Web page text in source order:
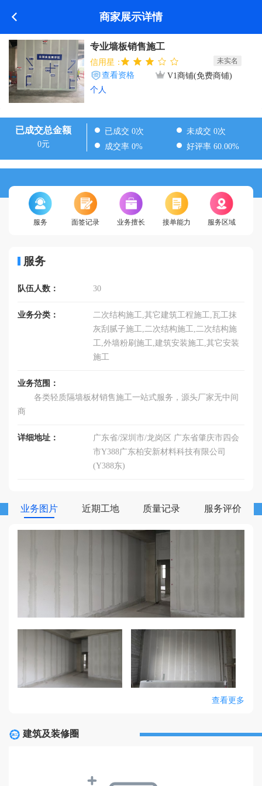
商家展示详情
专业墙板销售施工
信用星： 未实名
查看资格
V1商铺(免费商铺)
个人
已成交总金额
0元
已成交 0次
未成交 0次
成交率 0%
好评率 60.00%
服务 面签记录 业务擅长 接单能力 服务区域
服务
队伍人数： 30
业务分类：
二次结构施工,其它建筑工程施工,瓦工抹
灰刮腻子施工,二次结构施工,二次结构施
工,外墙粉刷施工,建筑安装施工,其它安装
施工
业务范围：
各类轻质隔墙板材销售施工一站式服务，源头厂家无中间
商
详细地址：
广东省/深圳市/龙岗区 广东省肇庆市四会
市Y388广东柏安新材料科技有限公司
(Y388东)
业务图片 近期工地 质量记录 服务评价
查看更多
建筑及装修圈